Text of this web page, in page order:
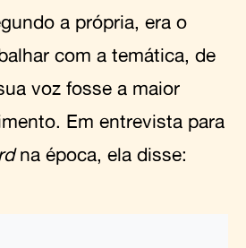
a própria, era o
com a temática, de
voz fosse a maior
Em entrevista para
na época, ela disse: